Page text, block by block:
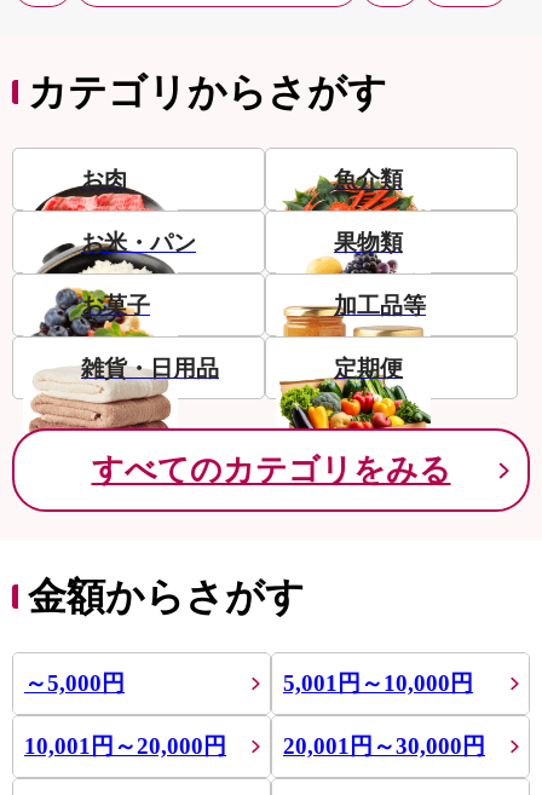
カテゴリからさがす
お肉 魚介類
お米・パン 果物類
お菓子 加工品等
雑貨・日用品 定期便
すべてのカテゴリをみる
金額からさがす
～5,000円 5,001円～10,000円
10,001円～20,000円 20,001円～30,000円